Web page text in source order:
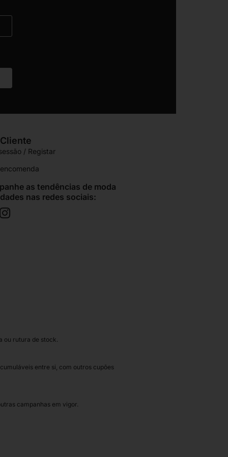
/ Registar
as tendências de moda
nas redes sociais:
rutura de stock.
entre si, com outros cupões
campanhas em vigor.